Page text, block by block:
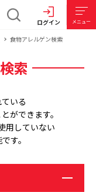
ログイン メニュー
食物アレルゲン検索
索
いる
ができます。
用していない
す。